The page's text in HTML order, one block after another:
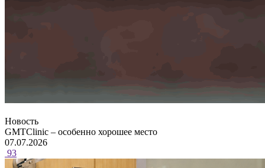
Новость
GMTClinic – особенно хорошее место
07.07.2026
93